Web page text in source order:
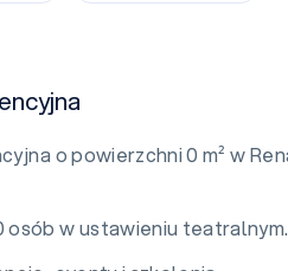
o powierzchni 0 m² w
osób w ustawieniu teatralnym.